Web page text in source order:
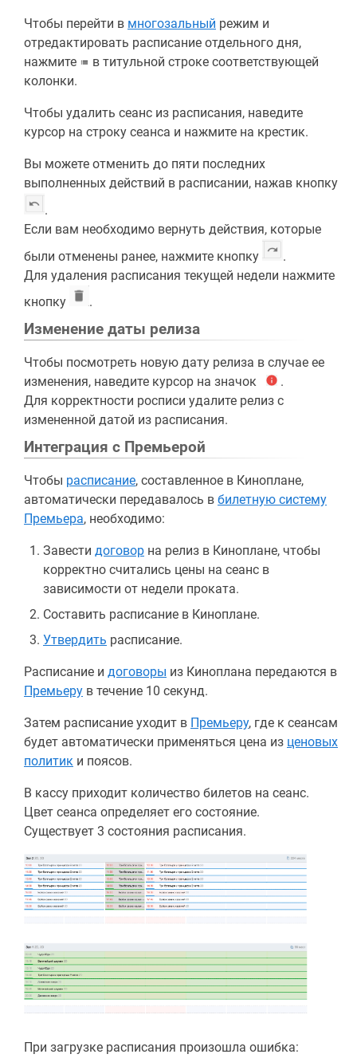
Чтобы перейти в многозальный режим и
отредактировать расписание отдельного дня,
нажмите
в титульной строке соответствующей
колонки.
Чтобы удалить сеанс из расписания, наведите
курсор на строку сеанса и нажмите на крестик.
Вы можете отменить до пяти последних
выполненных действий в расписании, нажав кнопку
.
Если вам необходимо вернуть действия, которые
были отменены ранее, нажмите кнопку
.
Для удаления расписания текущей недели нажмите
кнопку
.
Изменение даты релиза
Чтобы посмотреть новую дату релиза в случае ее
изменения, наведите курсор на значок
.
Для корректности росписи удалите релиз с
измененной датой из расписания.
Интеграция с Премьерой
Чтобы расписание, составленное в Киноплане,
автоматически передавалось в билетную систему
Премьера, необходимо:
Завести договор на релиз в Киноплане, чтобы
корректно считались цены на сеанс в
зависимости от недели проката.
Составить расписание в Киноплане.
Утвердить расписание.
Расписание и договоры из Киноплана передаются в
Премьеру в течение 10 секунд.
Затем расписание уходит в Премьеру, где к сеансам
будет автоматически применяться цена из ценовых
политик и поясов.
В кассу приходит количество билетов на сеанс.
Цвет сеанса определяет его состояние.
Существует 3 состояния расписания.
При загрузке расписания произошла ошибка: